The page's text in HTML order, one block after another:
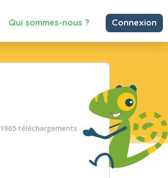
Qui sommes-nous ? Connexion
1965 téléchargements